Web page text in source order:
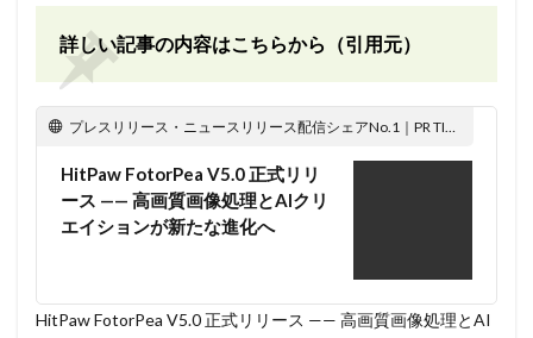
詳しい記事の内容はこちらから（引用元）
プレスリリース・ニュースリリース配信シェアNo.1｜PR TIMES
HitPaw FotorPea V5.0 正式リリ
ース —— 高画質画像処理とAIクリ
エイションが新たな進化へ
HitPaw FotorPea V5.0 正式リリース —— 高画質画像処理とAI